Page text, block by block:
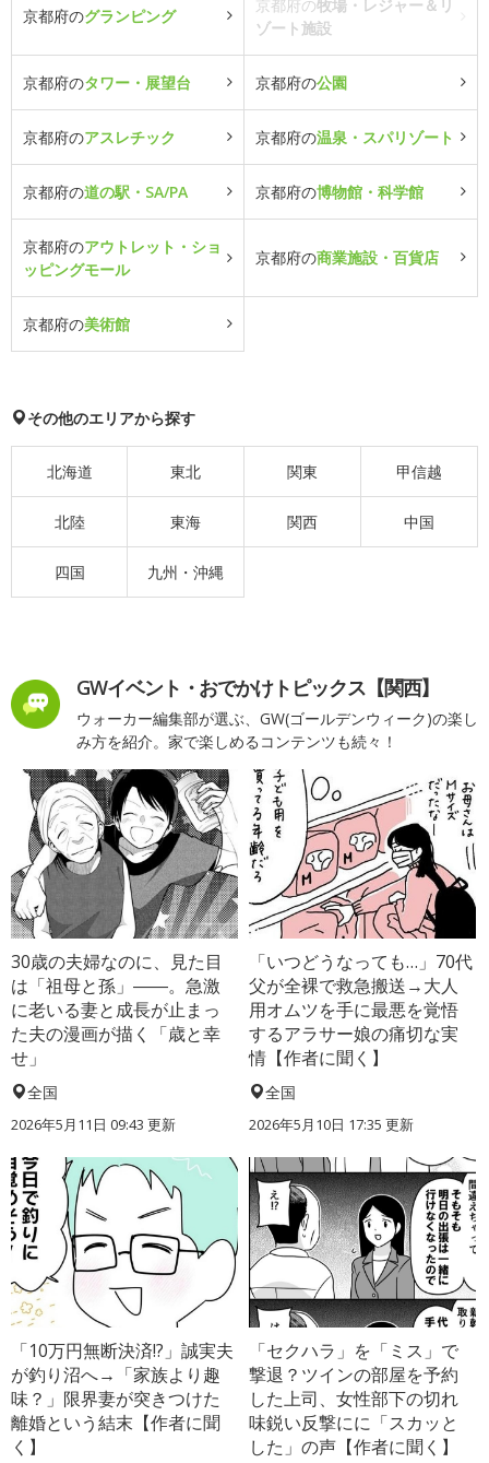
京都府のグランピング
京都府の牧場・レジャー＆リ
ゾート施設
京都府のタワー・展望台 京都府の公園
京都府のアスレチック 京都府の温泉・スパリゾート
京都府の道の駅・SA/PA 京都府の博物館・科学館
京都府のアウトレット・ショ
ッピングモール
京都府の商業施設・百貨店
京都府の美術館
その他のエリアから探す
北海道 東北 関東 甲信越
北陸 東海 関西 中国
四国 九州・沖縄
GWイベント・おでかけトピックス【関西】
ウォーカー編集部が選ぶ、GW(ゴールデンウィーク)の楽し
み方を紹介。家で楽しめるコンテンツも続々！
30歳の夫婦なのに、見た目
は「祖母と孫」――。急激
に老いる妻と成長が止まっ
た夫の漫画が描く「歳と幸
せ」
全国
2026年5月11日 09:43 更新
「いつどうなっても…」70代
父が全裸で救急搬送→大人
用オムツを手に最悪を覚悟
するアラサー娘の痛切な実
情【作者に聞く】
全国
2026年5月10日 17:35 更新
「10万円無断決済!?」誠実夫
が釣り沼へ→「家族より趣
味？」限界妻が突きつけた
離婚という結末【作者に聞
く】
「セクハラ」を「ミス」で
撃退？ツインの部屋を予約
した上司、女性部下の切れ
味鋭い反撃にに「スカッと
した」の声【作者に聞く】